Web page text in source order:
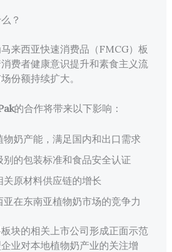
？
来西亚快速消费品（FMCG）板
费者健康意识提升和素食主义流
份额持续扩大。
的合作将带来以下影响：
物奶产能，满足国内和出口需求
别的包装标准和食品安全认证
关原材料供应链的增长
亚在东南亚植物奶市场的竞争力
块的相关上市公司形成正面示范
业对本地植物奶产业的关注增